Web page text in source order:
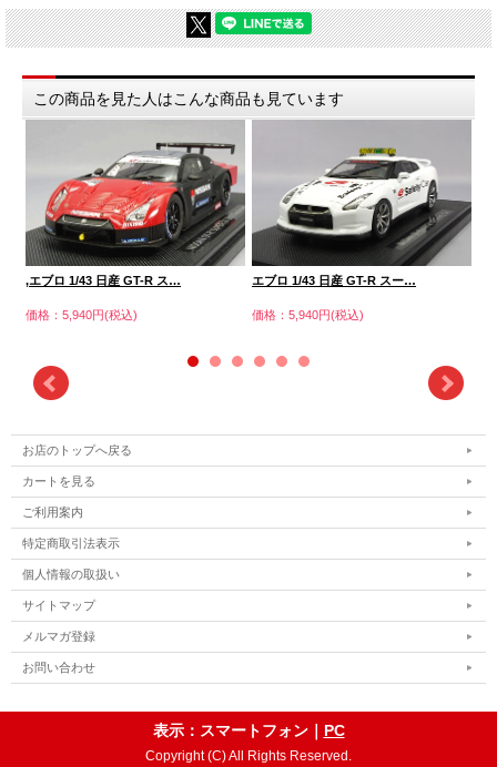
この商品を見た人はこんな商品も見ています
,エブロ 1/43 日産 GT-R ス…
価格：5,940円(税込)
エブロ 1/43 日産 GT-R スー…
価格：5,940円(税込)
お店のトップへ戻る
カートを見る
ご利用案内
特定商取引法表示
個人情報の取扱い
サイトマップ
メルマガ登録
お問い合わせ
表示：スマートフォン｜ PC
Copyright (C) All Rights Reserved.